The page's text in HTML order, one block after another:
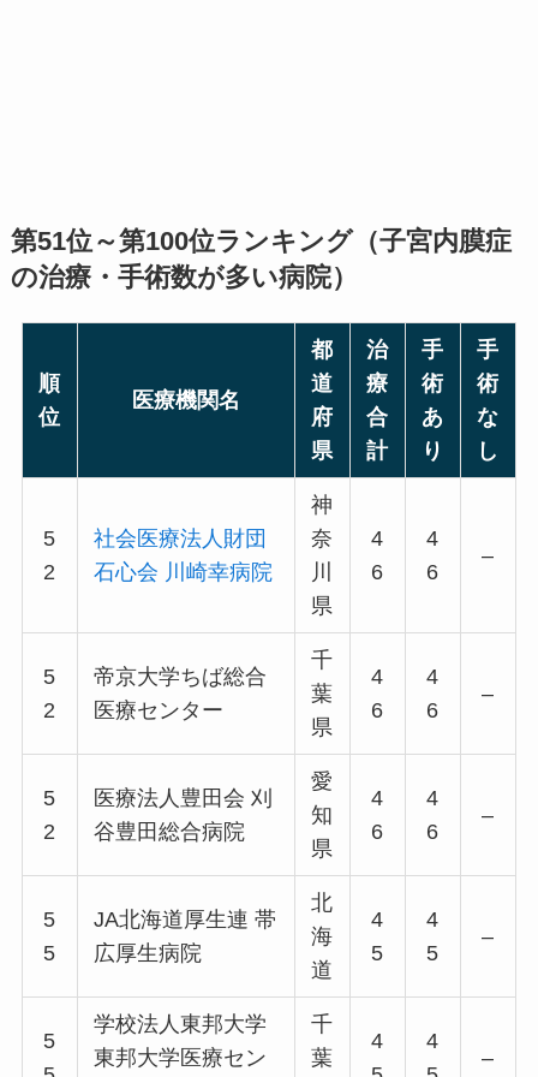
第51位～第100位ランキング（子宮内膜症
の治療・手術数が多い病院）
順
位
医療機関名
都
道
府
県
治
療
合
計
手
術
あ
り
手
術
な
し
5
2
社会医療法人財団
石心会 川崎幸病院
神
奈
川
県
4
6
4
6
–
5
2
帝京大学ちば総合
医療センター
千
葉
県
4
6
4
6
–
5
2
医療法人豊田会 刈
谷豊田総合病院
愛
知
県
4
6
4
6
–
5
5
JA北海道厚生連 帯
広厚生病院
北
海
道
4
5
4
5
–
5
学校法人東邦大学
東邦大学医療セン
千
葉
4
4
–